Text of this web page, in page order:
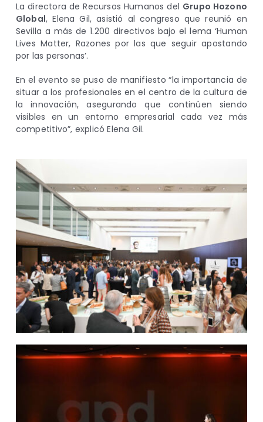
La directora de Recursos Humanos del Grupo Hozono
Global, Elena Gil, asistió al congreso que reunió en
Sevilla a más de 1.200 directivos bajo el lema ‘Human
Lives Matter, Razones por las que seguir apostando
por las personas’.
En el evento se puso de manifiesto “la importancia de
situar a los profesionales en el centro de la cultura de
la innovación, asegurando que continúen siendo
visibles en un entorno empresarial cada vez más
competitivo”, explicó Elena Gil.